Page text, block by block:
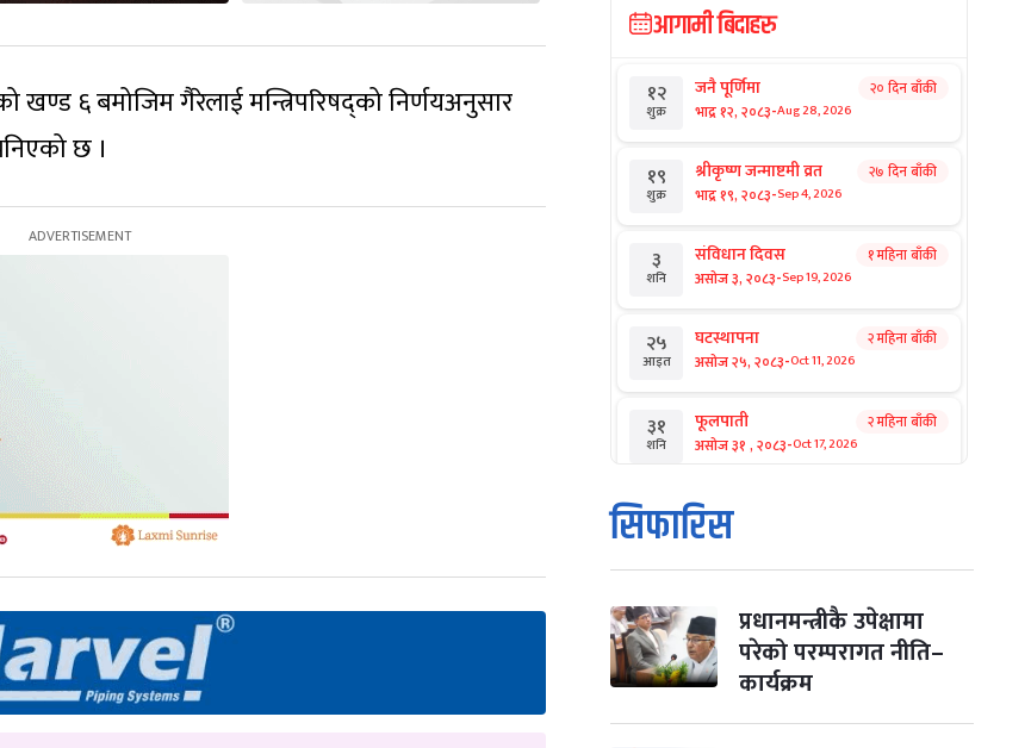
६ बमोजिम गैरेलाई मन्त्रिपरिषद्को निर्णयअनुसार
छ ।
आगामी बिदाहरु
१२
शुक्र
जनै पूर्णिमा
भाद्र १२, २०८३-Aug 28, 2026
२० दिन बाँकी
१९
शुक्र
श्रीकृष्ण जन्माष्टमी व्रत
भाद्र १९, २०८३-Sep 4, 2026
२७ दिन बाँकी
३
शनि
संविधान दिवस
असोज ३, २०८३-Sep 19, 2026
१ महिना बाँकी
२५
आइत
घटस्थापना
असोज २५, २०८३-Oct 11, 2026
२ महिना बाँकी
३१
शनि
फूलपाती
असोज ३१ , २०८३-Oct 17, 2026
२ महिना बाँकी
१
आइत
कार्तिक सङ्क्रान्ति
कार्तिक १, २०८३
मंगल कार्तिक ३, २०८३-Oct 20, 2026
४ विजयादशमी
कार्तिक ४, २०८३-Oct 21, 2026
सिफारिस
प्रधानमन्त्रीकै उपेक्षामा
परेको परम्परागत नीति–
कार्यक्रम